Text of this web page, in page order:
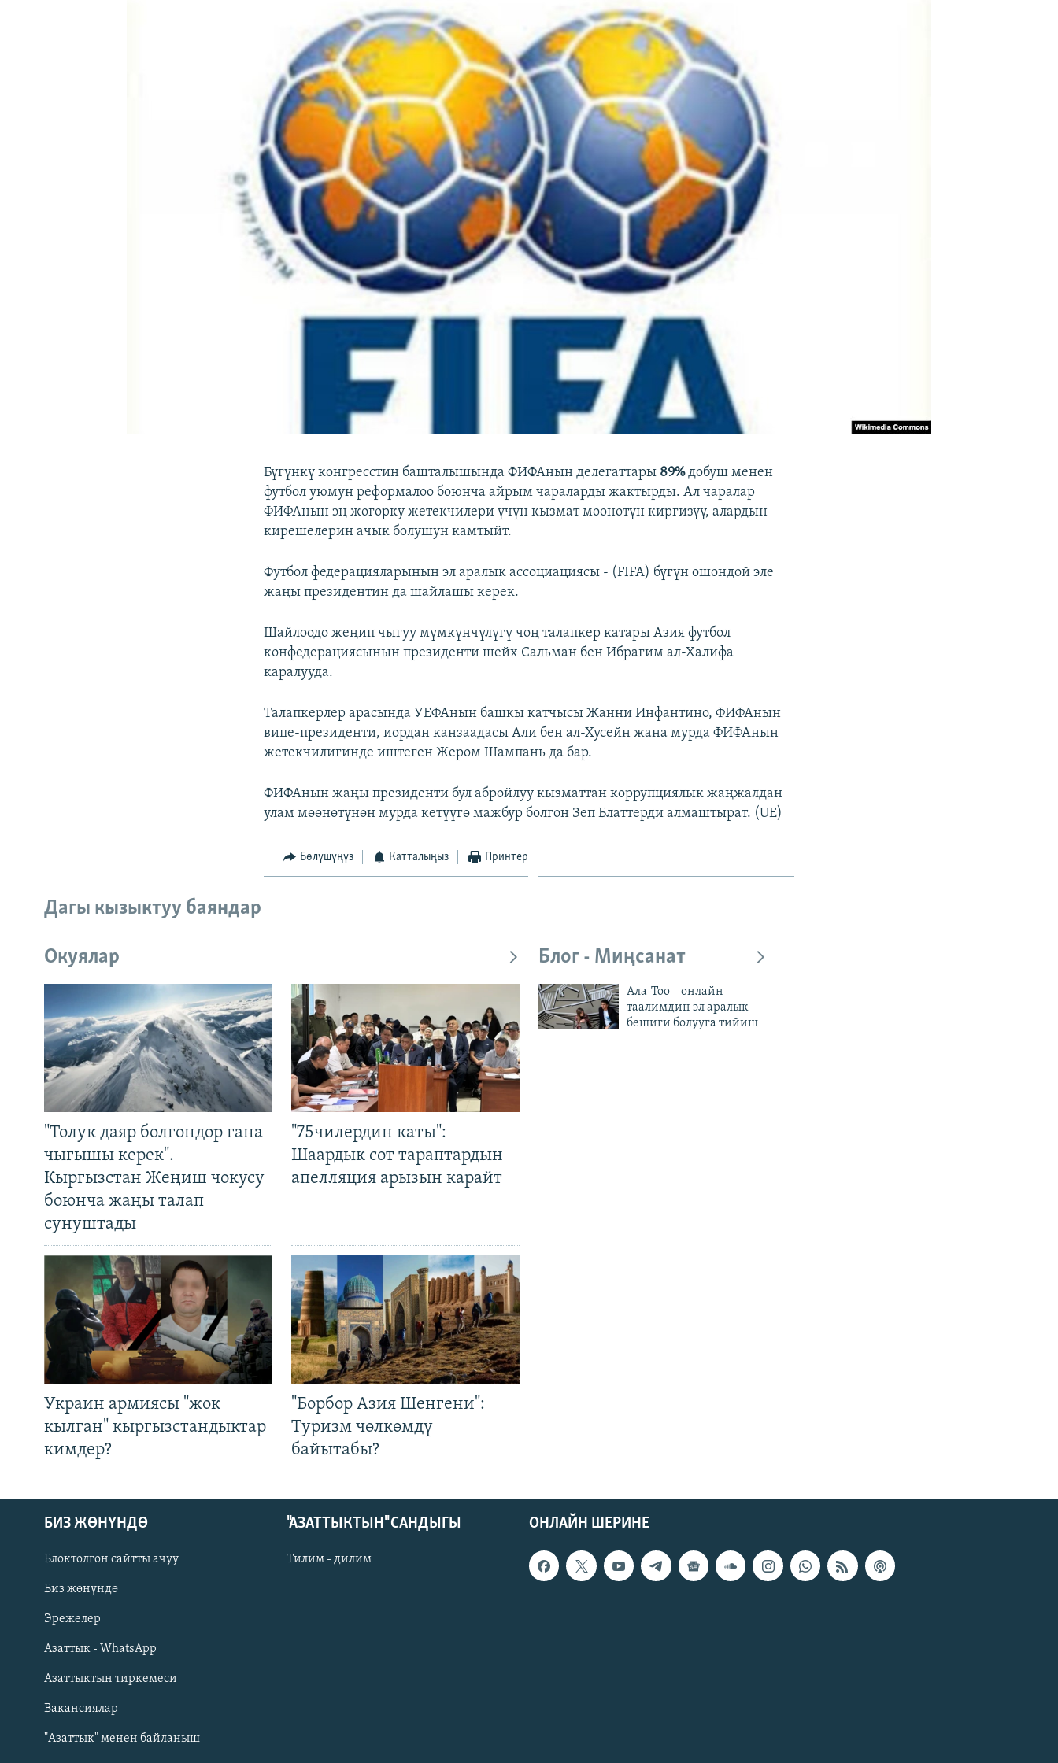
Русский
ОНЛАЙН ШЕРИНЕ
Бүгүнкү конгресстин башталышында ФИФАнын делегаттары 89%добуш менен
футбол уюмун реформалоо боюнча айрым чараларды жактырды. Ал чаралар
ФИФАнын эң жогорку жетекчилери үчүн кызмат мөөнөтүн киргизүү, алардын
кирешелерин ачык болушун камтыйт.
Футбол федерацияларынын эл аралык ассоциациясы - (FIFA) бүгүн ошондой эле
жаңы президентин да шайлашы керек.
Шайлоодо жеңип чыгуу мүмкүнчүлүгү чоң талапкер катары Азия футбол
конфедерациясынын президенти шейх Сальман бен Ибрагим ал-Халифа
каралууда.
Талапкерлер арасында УЕФАнын башкы катчысы Жанни Инфантино, ФИФАнын
вице-президенти, иордан канзаадасы Али бен ал-Хусейн жана мурда ФИФАнын
жетекчилигинде иштеген Жером Шампань да бар.
ФИФАнын жаңы президенти бул абройлуу кызматтан коррупциялык жаңжалдан
улам мөөнөтүнөн мурда кетүүгө мажбур болгон Зеп Блаттерди алмаштырат. (UE)
Бөлүшүңүз Катталыңыз Принтер
Дагы кызыктуу баяндар
Окуялар
"Толук даяр болгондор гана
чыгышы керек".
Кыргызстан Жеңиш чокусу
боюнча жаңы талап
сунуштады
"75чилердин каты":
Шаардык сот тараптардын
апелляция арызын карайт
Украин армиясы "жок
кылган" кыргызстандыктар
кимдер?
"Борбор Азия Шенгени":
Туризм чөлкөмдү
байытабы?
Блог - Миңсанат
Ала-Тоо – онлайн
таалимдин эл аралык
бешиги болууга тийиш
ОНЛАЙН ШЕРИНЕ
БИЗ ЖӨНҮНДӨ
Блоктолгон сайтты ачуу
Биз жөнүндө
Эрежелер
Азаттык - WhatsApp
Азаттыктын тиркемеси
Вакансиялар
"Азаттык" менен байланыш
"АЗАТТЫКТЫН" САНДЫГЫ
Тилим - дилим